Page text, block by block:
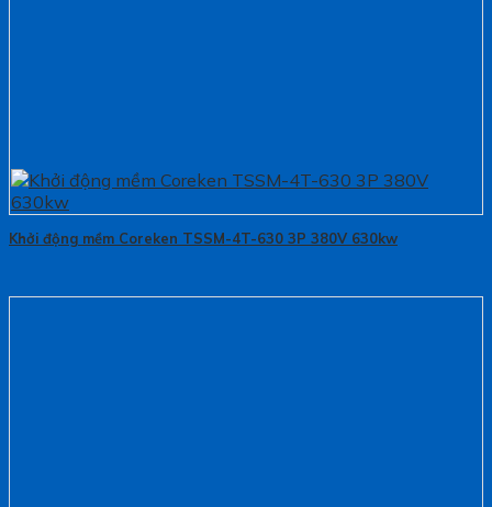
Khởi động mềm Coreken TSSM-4T-630 3P 380V 630kw